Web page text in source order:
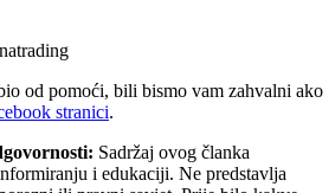
trading
od pomoći, bili bismo vam zahvalni ako
stranici.
Sadržaj ovog članka
i edukaciji. Ne predstavlja